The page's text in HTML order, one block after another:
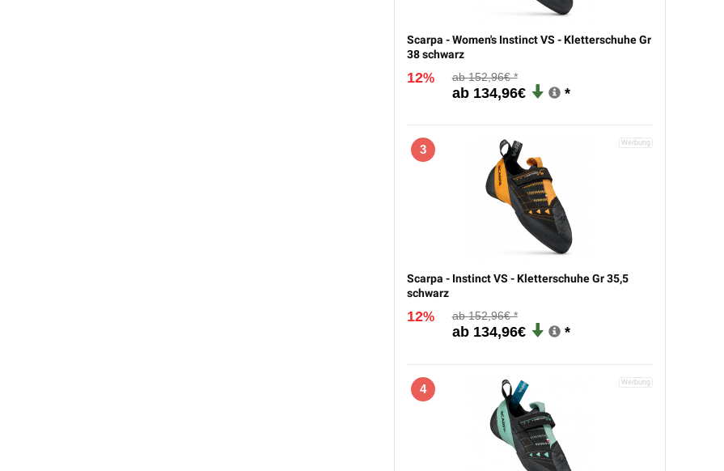
Scarpa - Women's Instinct VS - Kletterschuhe Gr
38 schwarz
12% 152,96€
134,96€
3
Scarpa - Instinct VS - Kletterschuhe Gr 35,5
schwarz
12% 152,96€
134,96€
4